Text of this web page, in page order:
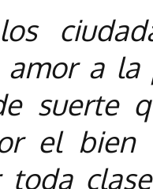
a la
suerte
el bien
toda